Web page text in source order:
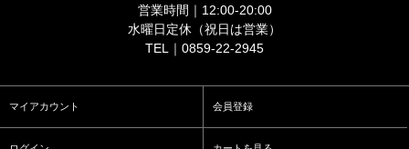
営業時間｜12:00-20:00
水曜日定休（祝日は営業）
TEL｜0859-22-2945
マイアカウント 会員登録